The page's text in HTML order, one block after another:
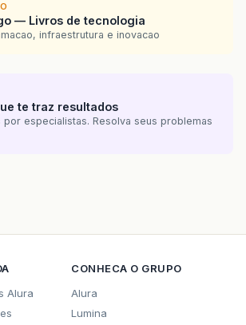
— Livros de tecnologia
infraestrutura e inovacao
te traz resultados
por especialistas. Resolva seus problemas
Alura
CONHECA O GRUPO
Alura
Lumina